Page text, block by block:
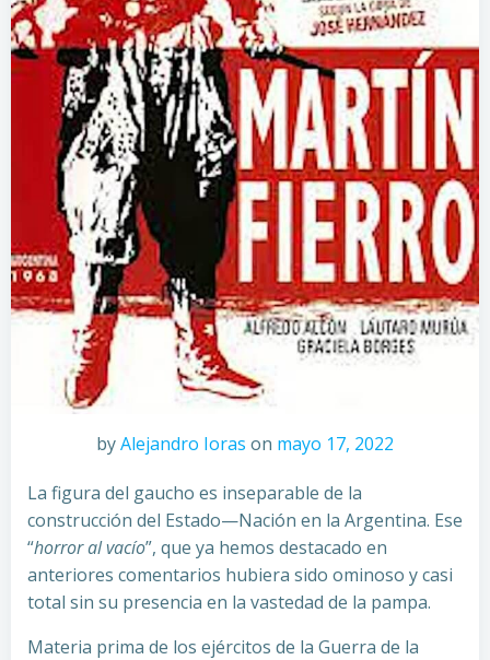
byAlejandro Ioras on mayo 17, 2022
La figura del gaucho es inseparable de la
construcción del Estado—Nación en la Argentina. Ese
“horror al vacío”, que ya hemos destacado en
anteriores comentarios hubiera sido ominoso y casi
total sin su presencia en la vastedad de la pampa.
Materia prima de los ejércitos de la Guerra de la